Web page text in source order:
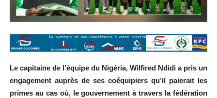
Le capitaine de l’équipe du Nigéria, Wilfired Ndidi a pris un
engagement auprès de ses coéquipiers qu’il paierait les
primes au cas où, le gouvernement à travers la fédération